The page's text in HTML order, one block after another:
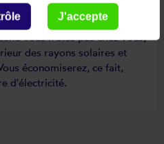
vos volets roulants Somfy
soleil et s'abaisseront
vous n'êtes pas chez vous,
des rayons solaires et
économiserez, ce fait,
d'électricité.
J'accepte